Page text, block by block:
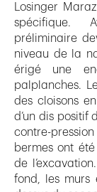
Losinger
spécifique.
préliminaire
niveau de la
érigé une
palplanches.
des cloisons
d’un dis positif
contre-
bermes ont
de
fond, les murs